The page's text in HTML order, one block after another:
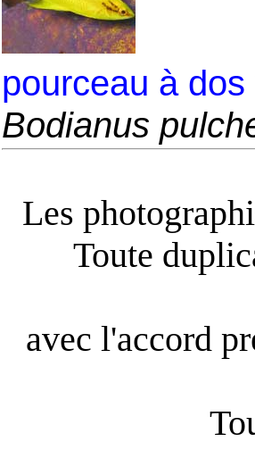
pourceau à dos
Bodianus
Les
Toute
avec l'accord